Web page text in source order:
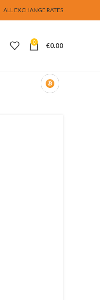
ALL EXCHANGE RATES
0 €0.00